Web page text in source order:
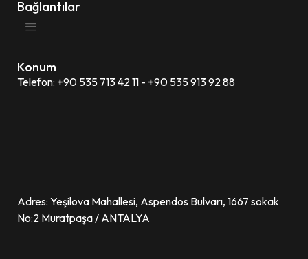
Bağlantılar
Konum
Telefon: +90 535 713 42 11 - +90 535 913 92 88
Adres: Yeşilova Mahallesi, Aspendos Bulvarı, 1667 sokak
No:2 Muratpaşa / ANTALYA